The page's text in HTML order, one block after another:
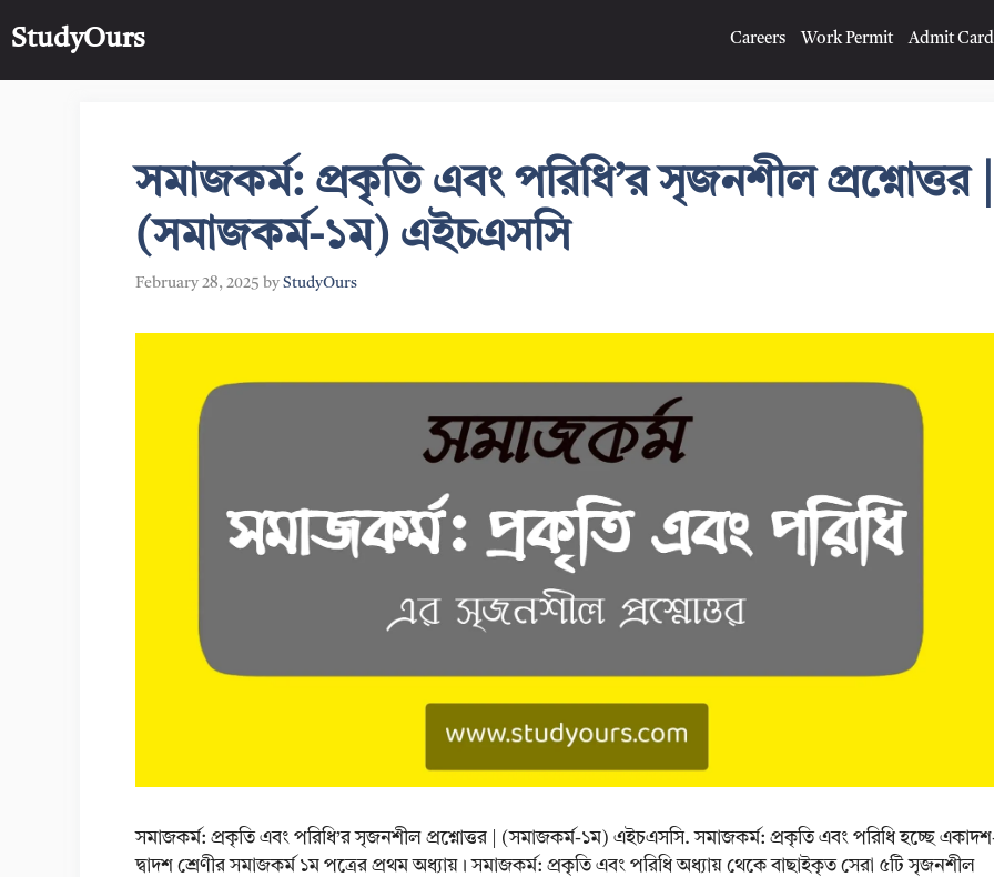
toStudyOurs Careers Work Permit Admit Card
সমাজকর্ম: প্রকৃতি এবং পরিধি’র সৃজনশীল প্রশ্নোত্তর |
(সমাজকর্ম-১ম) এইচএসসি
February 28, 2025 by StudyOurs
সমাজকর্ম: প্রকৃতি এবং পরিধি’র সৃজনশীল প্রশ্নোত্তর | (সমাজকর্ম-১ম) এইচএসসি. সমাজকর্ম: প্রকৃতি এবং পরিধি হচ্ছে
দ্বাদশ শ্রেণীর সমাজকর্ম ১ম পত্রের প্রথম অধ্যায়। সমাজকর্ম: প্রকৃতি এবং পরিধি অধ্যায় থেকে বাছাইকৃত সেরা ৫টি সৃজনশীল